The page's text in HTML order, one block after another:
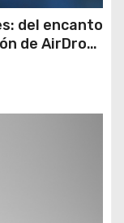
del encanto
de AirDrop